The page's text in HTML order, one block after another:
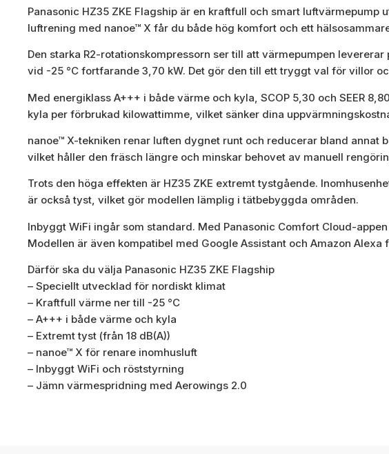
Panasonic HZ35 ZKE Flagship är en kraftfull och smart
luftrening med nanoe™ X får du både hög komfort och ett
Den starka R2-rotationskompressorn ser till att värmepumpen
vid -25 °C fortfarande 3,70 kW. Det gör den till ett tryggt val för villor
Med energiklass A+++ i både värme och kyla, SCOP 5,30 och SEER
kyla per förbrukad kilowattimme, vilket sänker dina
nanoe™ X-tekniken renar luften dygnet runt och reducerar bland
vilket håller den fräsch längre och minskar behovet av manuell
Trots den höga effekten är HZ35 ZKE extremt tystgående.
är också tyst, vilket gör modellen lämplig i tätbebyggda områden.
Inbyggt WiFi ingår som standard. Med Panasonic Comfort Cloud-
Modellen är även kompatibel med Google Assistant och Amazon
Därför ska du välja Panasonic HZ35 ZKE Flagship
– Speciellt utvecklad för nordiskt klimat
– Kraftfull värme ner till -25 °C
– A+++ i både värme och kyla
– Extremt tyst (från 18 dB(A))
– nanoe™ X för renare inomhusluft
– Inbyggt WiFi och röststyrning
– Jämn värmespridning med Aerowings 2.0